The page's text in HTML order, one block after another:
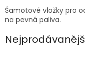
Šamotové vložky pro
na pevná paliva.